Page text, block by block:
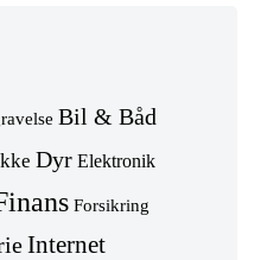
Bil & Båd
Dyr Elektronik
Forsikring
Internet